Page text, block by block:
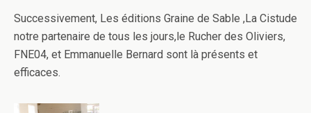
Successivement, Les éditions Graine de Sable ,La Cistude
notre partenaire de tous les jours,le Rucher des Oliviers,
FNE04, et Emmanuelle Bernard sont là présents et
efficaces.